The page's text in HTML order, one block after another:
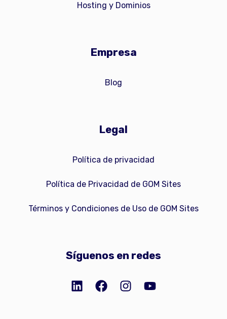
Hosting y Dominios
Empresa
Blog
Legal
Política de privacidad
Política de Privacidad de GOM Sites
Términos y Condiciones de Uso de GOM Sites
Síguenos en redes